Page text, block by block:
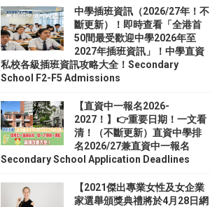
中學插班資訊（2026/27年！不
斷更新）！即時查看「全港首
50間最受歡迎中學2026年至
2027年插班資訊」！中學直資
私校各級插班資訊攻略大全！Secondary
School F2-F5 Admissions
【直資中一報名2026-
2027！】👉重要日期！一文看
清！（不斷更新）直資中學排
名2026/27兼直資中一報名
Secondary School Application Deadlines
【2021傑出專業女性及女企業
家選舉頒獎典禮將於4月28日網